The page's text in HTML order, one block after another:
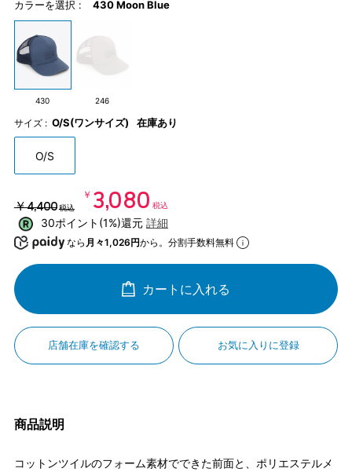
カラーを選択 : 430 Moon Blue
430 246
サイズ : O/S(ワンサイズ) 在庫あり
O/S
￥4,400 税込 ￥3,080 税込
30ポイント(1%)還元 詳細
なら 月々1,026円から。分割手数料無料
カートに入れる
店舗在庫を確認する お気に入りに登録
商品説明
コットンツイルのフォーム素材でできた前面と、ポリエステルメ